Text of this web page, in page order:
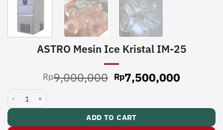
ASTRO Mesin Ice Kristal IM-25
Rp9,000,000 Original
price
Rp9,000,000.
Rp7,500,000Current
ASTRO Mesin Ice Kristal IM-25 quantity
ADD TO CART